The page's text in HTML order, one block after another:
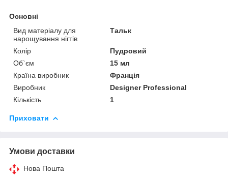
Основні
Вид матеріалу для
нарощування нігтів
Тальк
Колір
Пудровий
Об`єм
15 мл
Країна виробник
Франція
Виробник
Designer Professional
Кількість
1
Приховати
Умови доставки
Нова Пошта